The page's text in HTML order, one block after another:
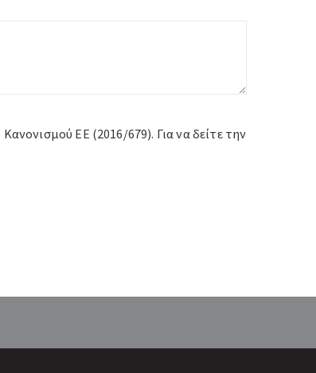
ΕΕ (2016/679). Για να δείτε την